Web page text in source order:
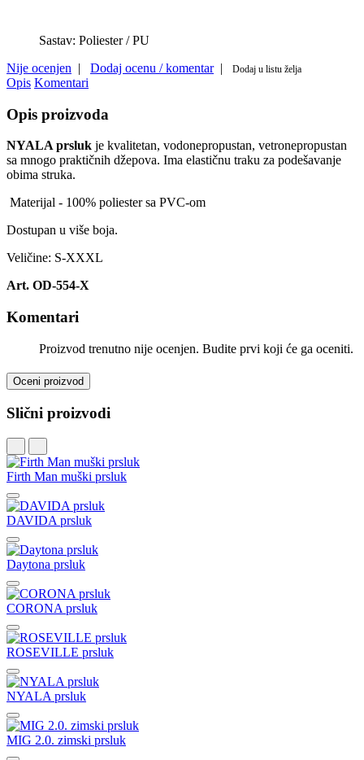
Sastav: Poliester / PU
Nije ocenjen | Dodaj ocenu / komentar| Dodaj u listu želja
Opis Komentari
Opis proizvoda
NYALA prsluk je kvalitetan, vodonepropustan, vetronepropustan
sa mnogo praktičnih džepova. Ima elastičnu traku za podešavanje
obima struka.
Materijal - 100% poliester sa PVC-om
Dostupan u više boja.
Veličine: S-XXXL
Art. OD-554-X
Komentari
Proizvod trenutno nije ocenjen. Budite prvi koji će ga oceniti.
Oceni proizvod
Slični proizvodi
Firth Man muški prsluk
DAVIDA prsluk
Daytona prsluk
CORONA prsluk
ROSEVILLE prsluk
NYALA prsluk
MIG 2.0. zimski prsluk